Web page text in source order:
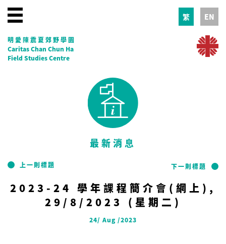
繁 EN
明愛陳震夏郊野學園
Caritas Chan Chun Ha
Field Studies Centre
最新消息
上一則標題 下一則標題
2023-24 學年課程簡介會(網上),
29/8/2023 (星期二)
24/ Aug /2023